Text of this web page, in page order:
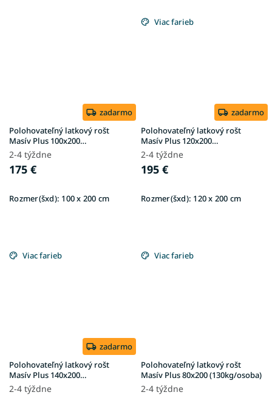
zadarmo
Polohovateľný latkový rošt
Masív Plus 100x200
(130kg/osoba)
2-4 týždne
175 €
Rozmer(šxd): 100 x 200 cm
Viac farieb
zadarmo
Polohovateľný latkový rošt
Masív Plus 120x200
(130kg/osoba)
2-4 týždne
195 €
Rozmer(šxd): 120 x 200 cm
Viac farieb
zadarmo
Polohovateľný latkový rošt
Masív Plus 140x200
(130kg/osoba)
2-4 týždne
Viac farieb
Polohovateľný latkový rošt
Masív Plus 80x200 (130kg/osoba)
2-4 týždne